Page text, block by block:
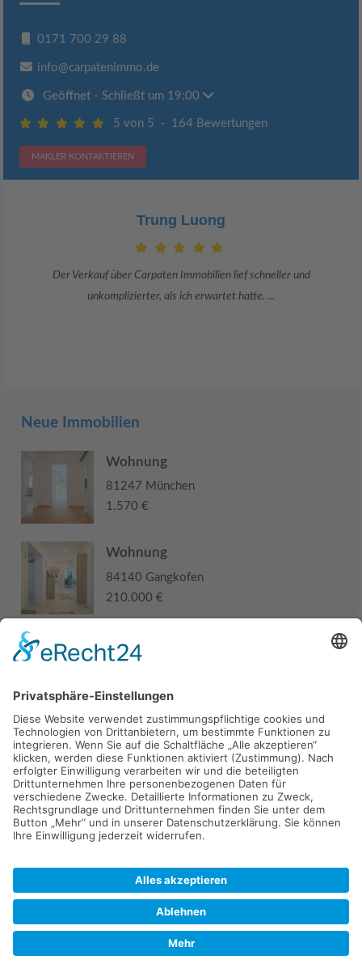
0171 700 29 88
info@carpatenimmo.de
Geöffnet - Schließt um 19:00
5 von 5 - 164 Bewertungen
MAKLER KONTAKTIEREN
lief schneller und
Danke an Carpaten Immobilien und
Sie war viele Monate
Neue Immobilien
Wohnung
81247 München
1.570 €
Wohnung
84140 Gangkofen
210.000 €
Haus
285.000 €
Kaufen Verkaufen Mieten Vermieten
Kontakt Impressum
2026 © Carpaten Immobilien.